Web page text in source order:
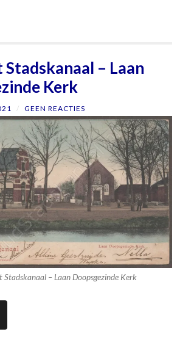
– Laan
Kerk
/ GEEN REACTIES
Stadskanaal – Laan Doopsgezinde Kerk